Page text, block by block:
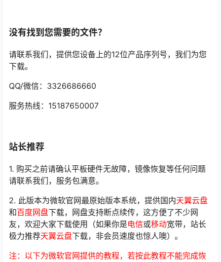
没有找到您需要的文件？
请联系我们，提供您设备上的12位产品序列号，我们为您
下载。
QQ/微信：3326686660
服务热线：15187650007
站长推荐
1. 购买之前请确认平板硬件无故障，镜像恢复等任何问题
请联系我们，服务包满意。
2. 此版本为微软官网最原始版本系统，提供国内天翼云盘
和百度网盘下载，网盘支持断点续传，这方便了不少网
友，欢迎大家下载使用（如果你是电信或移动宽带，站长
极力推荐天翼云盘下载，非会员速度也惊人噢）。
注：以下为微软官网提供的教程，若按此教程不能完成恢